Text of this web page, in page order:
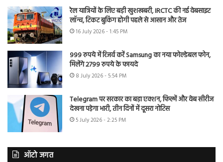
रेल यात्रियों के लिए बड़ी खुशखबरी, IRCTC की नई वेबसाइट
लॉन्च, टिकट बुकिंग होगी पहले से आसान और तेज
16 July 2026 - 1:45 PM
999 रुपये में रिजर्व करें Samsung का नया फोल्डेबल फोन,
मिलेंगे 2799 रुपये के फायदे
8 July 2026 - 5:54 PM
Telegram पर सरकार का बड़ा एक्शन, फिल्में और वेब सीरीज
देखना पड़ेगा भारी, तीन दिनों में दूसरा नोटिस
5 July 2026 - 2:25 PM
ऑटो जगत